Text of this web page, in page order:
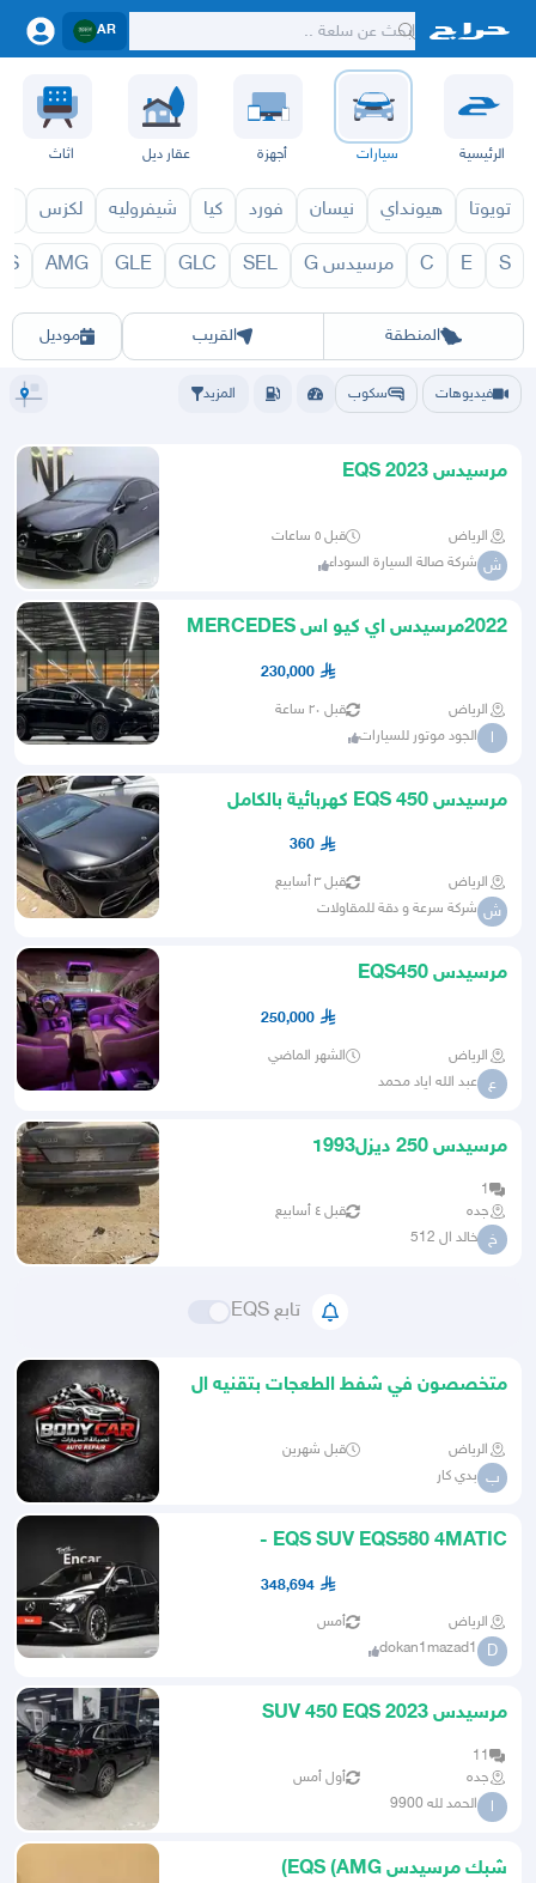
AR
الرئيسية سيارات أجهزة عقار ديل اثاث
تويوتا هيونداي نيسان فورد كيا شيفروليه لكزس
S
E
C مرسيدس G SEL
GLC
GLE
AMG
المنطقة
الرياض الشرقيه المدينة الطايف القصيمحائل أبها الباحة
القريب موديل
EQS 1970
فيديوهات سكوب المزيد
مرسيدس EQS 2023
الرياض قبل ٥ ساعات
ش شركة صالة السيارة السوداء
2022مرسيدس اي كيو اس MERCEDES
230,000
الرياض قبل ٢٠ ساعة
ا الجود موتور للسيارات
مرسيدس EQS 450 كهربائية بالكامل
360
الرياض قبل ٣ أسابيع
ش شركة سرعة و دقة للمقاولات
مرسيدس EQS450
250,000
الرياض الشهر الماضي
ع عبد الله اياد محمد
مرسيدس 250 ديزل1993
1
جده
قبل ٤ أسابيع
خ خالد ال 512
تابع EQS
متخصصون في شفط الطعجات بتقنيه ال
الرياض قبل شهرين
ب بدي كار
EQS SUV EQS580 4MATIC -
348,694
الرياض أمس
D
dokan1mazad1
مرسيدس SUV 450 EQS 2023
11
جده
أول أمس
ا الحمد لله 9900
شبك مرسيدس EQS (AMG)